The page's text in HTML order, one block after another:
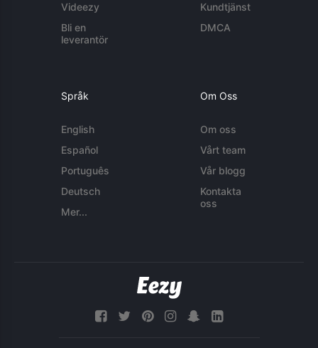
Videezy
Bli en
leverantör
Kundtjänst
DMCA
Språk
English
Español
Português
Deutsch
Mer...
Om Oss
Om oss
Vårt team
Vår blogg
Kontakta
oss